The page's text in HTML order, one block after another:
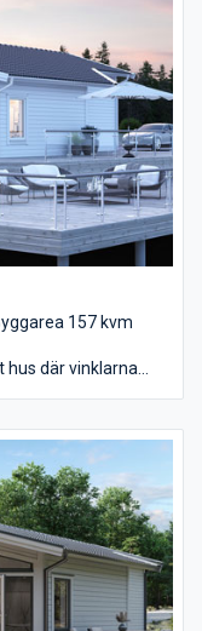
plats för både
entrén
till köket – smidigt
157 kvm
där vinklarna
uteplatsen öppna på
du blickar ut
gör det lätt att
det generöst med
klädvård, rymlig
som egen